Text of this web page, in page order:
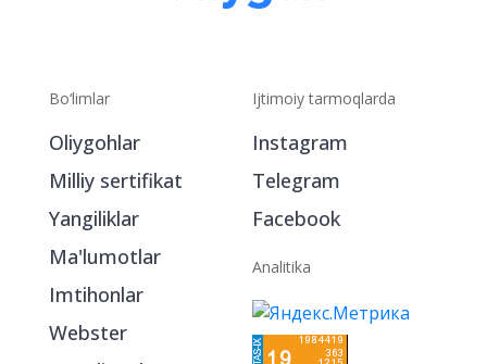
Bo‘limlar
Oliygohlar
Milliy sertifikat
Yangiliklar
Ma'lumotlar
Imtihonlar
Webster
Ijtimoiy tarmoqlarda
Instagram
Telegram
Facebook
Analitika